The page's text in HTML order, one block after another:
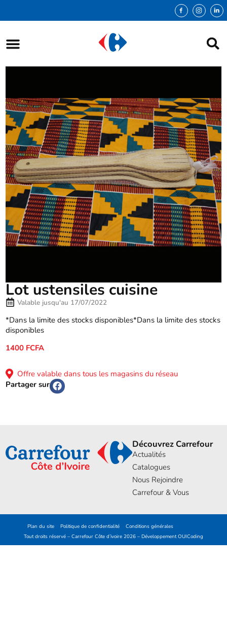
Lot ustensiles cuisine
Valable jusqu'au 17/07/2022
*Dans la limite des stocks disponibles*Dans la limite des stocks
disponibles
1400 FCFA
Offre valable dans tous les magasins du réseau
Partager sur
Découvrez Carrefour
Actualités
Catalogues
Nous Rejoindre
Carrefour & Vous
Plan du site Politique de confidentialité
Conditions générales
Tout droits réservé – Carrefour Côte d’ivoire 2026 – DéveloppementOUICoding